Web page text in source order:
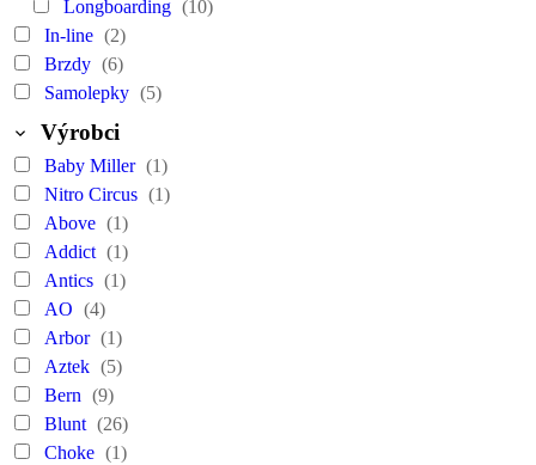
Longboarding (10)
In-line (2)
Brzdy (6)
Samolepky (5)
Výrobci
Baby Miller (1)
Nitro Circus (1)
Above (1)
Addict (1)
Antics (1)
AO (4)
Arbor (1)
Aztek (5)
Bern (9)
Blunt (26)
Choke (1)